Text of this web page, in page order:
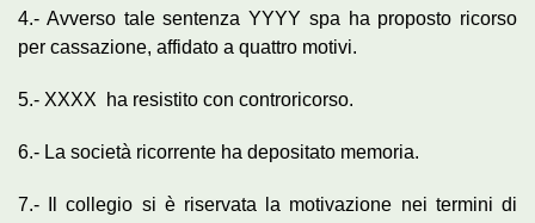
4.- Avverso tale sentenza YYYY spa ha proposto ricorso
per cassazione, affidato a quattro motivi.
5.- XXXX ha resistito con controricorso.
6.- La società ricorrente ha depositato memoria.
7.- Il collegio si è riservata la motivazione nei termini di